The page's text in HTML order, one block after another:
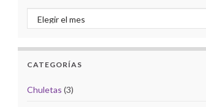
Archivo del Blog
CATEGORÍAS
Chuletas (3)